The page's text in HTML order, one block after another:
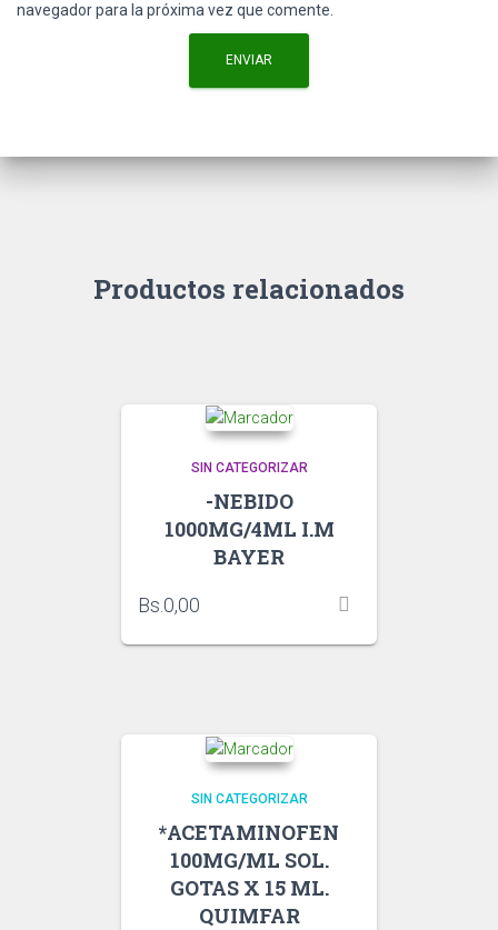
navegador para la próxima vez que comente.
Productos relacionados
SIN CATEGORIZAR
-NEBIDO
1000MG/4ML I.M
BAYER
Bs.0,00
SIN CATEGORIZAR
*ACETAMINOFEN
100MG/ML SOL.
GOTAS X 15 ML.
QUIMFAR